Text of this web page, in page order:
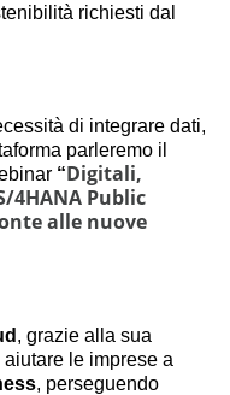
richiesti dal
di integrare dati,
parleremo il
“Digitali,
4HANA Public
alle nuove
, grazie alla sua
aiutare le imprese a
, perseguendo